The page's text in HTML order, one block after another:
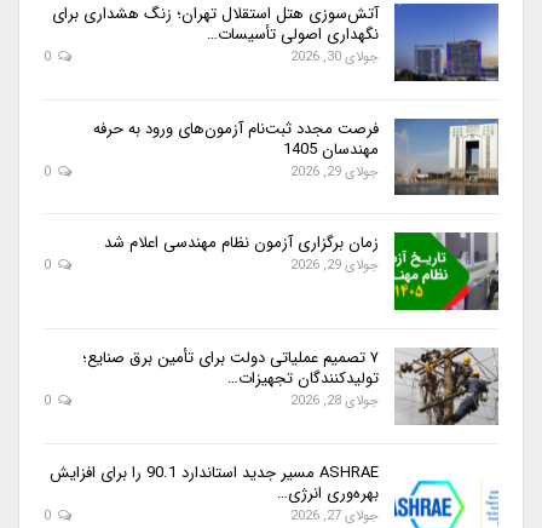
آتش‌سوزی هتل استقلال تهران؛ زنگ هشداری برای
نگهداری اصولی تأسیسات…
جولای 30, 2026
فرصت مجدد ثبت‌نام آزمون‌های ورود به حرفه
مهندسان 1405
جولای 29, 2026
زمان برگزاری آزمون نظام مهندسی اعلام شد
جولای 29, 2026
۷ تصمیم عملیاتی دولت برای تأمین برق صنایع؛
تولیدکنندگان تجهیزات…
جولای 28, 2026
ASHRAE مسیر جدید استاندارد 90.1 را برای افزایش
بهره‌وری انرژی…
جولای 27, 2026